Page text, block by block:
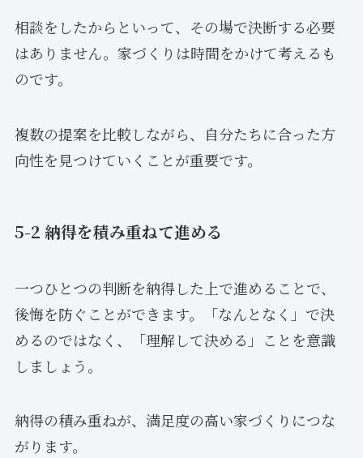
相談をしたからといって、その場で決断する必要
はありません。家づくりは時間をかけて考えるも
のです。
複数の提案を比較しながら、自分たちに合った方
向性を見つけていくことが重要です。
5-2 納得を積み重ねて進める
一つひとつの判断を納得した上で進めることで、
後悔を防ぐことができます。「なんとなく」で決
めるのではなく、「理解して決める」ことを意識
しましょう。
納得の積み重ねが、満足度の高い家づくりにつな
がります。